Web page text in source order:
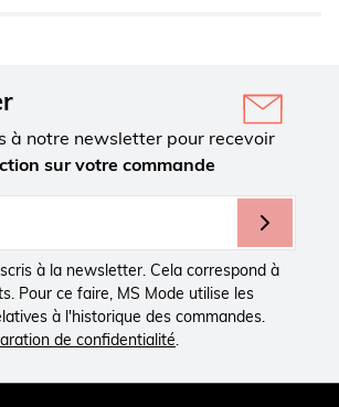
à notre newsletter pour recevoir
sur votre commande
à la newsletter. Cela correspond à
Pour ce faire, MS Mode utilise les
à l'historique des commandes.
de confidentialité.